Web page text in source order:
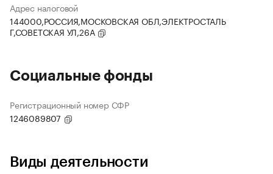
Адрес налоговой
144000,РОССИЯ,МОСКОВСКАЯ ОБЛ,ЭЛЕКТРОСТАЛЬ
Г,СОВЕТСКАЯ УЛ,26А
Социальные фонды
Регистрационный номер СФР
1246089807
Виды деятельности